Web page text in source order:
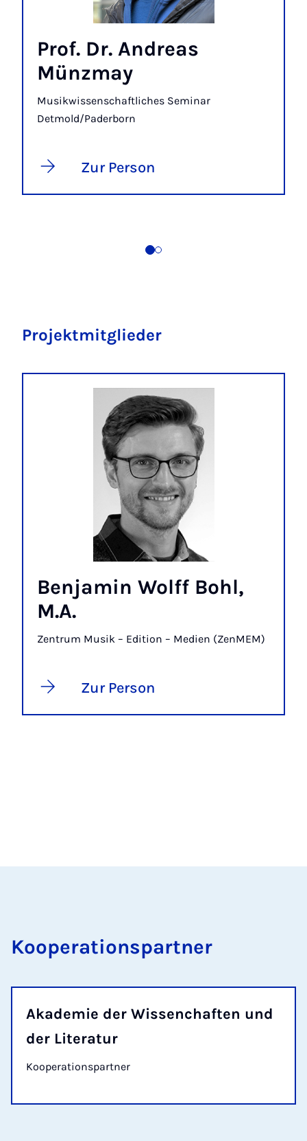
Prof. Dr. Andreas
Münzmay
Musikwissenschaftliches Seminar
Detmold/Paderborn
Zur Person
Projektmitglieder
Benjamin Wolff Bohl,
M.A.
Zentrum Musik – Edition – Medien (ZenMEM)
Zur Person
Kooperationspartner
Akademie der Wissenchaften und
der Literatur
Kooperationspartner